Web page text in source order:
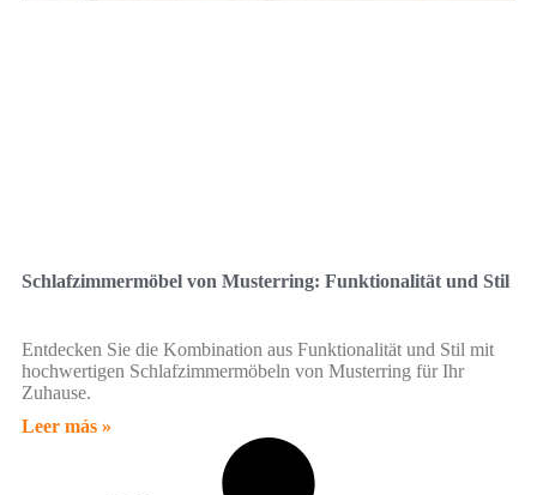
Schlafzimmermöbel von Musterring: Funktionalität und Stil
Entdecken Sie die Kombination aus Funktionalität und Stil mit
hochwertigen Schlafzimmermöbeln von Musterring für Ihr
Zuhause.
Leer más »